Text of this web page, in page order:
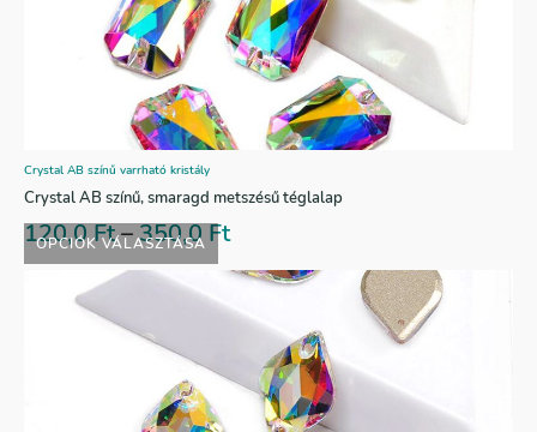
OPCIÓK VÁLASZTÁSA
Crystal AB színű varrható kristály
Crystal AB színű, smaragd metszésű téglalap
120,0Ft–350,0Ft